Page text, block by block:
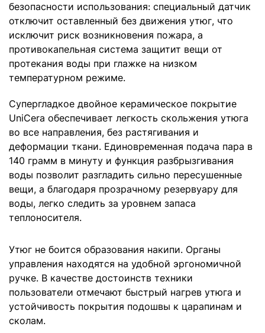
безопасности использования: специальный датчик
отключит оставленный без движения утюг, что
исключит риск возникновения пожара, а
противокапельная система защитит вещи от
протекания воды при глажке на низком
температурном режиме.
Супергладкое двойное керамическое покрытие
UniCera обеспечивает легкость скольжения утюга
во все направления, без растягивания и
деформации ткани. Единовременная подача пара в
140 грамм в минуту и функция разбрызгивания
воды позволит разгладить сильно пересушенные
вещи, а благодаря прозрачному резервуару для
воды, легко следить за уровнем запаса
теплоносителя.
Утюг не боится образования накипи. Органы
управления находятся на удобной эргономичной
ручке. В качестве достоинств техники
пользователи отмечают быстрый нагрев утюга и
устойчивость покрытия подошвы к царапинам и
сколам.